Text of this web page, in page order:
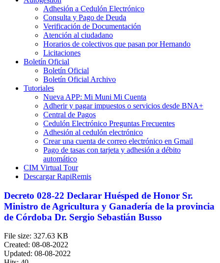
Adhesión a Cedulón Electrónico
Consulta y Pago de Deuda
Verificación de Documentación
Atención al ciudadano
Horarios de colectivos que pasan por Hernando
Licitaciones
Boletín Oficial
Boletín Oficial
Boletín Oficial Archivo
Tutoriales
Nueva APP: Mi Muni Mi Cuenta
Adherir y pagar impuestos o servicios desde BNA+
Central de Pagos
Cedulón Electrónico Preguntas Frecuentes
Adhesión al cedulón electrónico
Crear una cuenta de correo electrónico en Gmail
Pago de tasas con tarjeta y adhesión a débito
automático
CIM Virtual Tour
Descargar RapiRemis
Decreto 028-22 Declarar Huésped de Honor Sr.
Ministro de Agricultura y Ganadería de la provincia
de Córdoba Dr. Sergio Sebastián Busso
File size: 327.63 KB
Created: 08-08-2022
Updated: 08-08-2022